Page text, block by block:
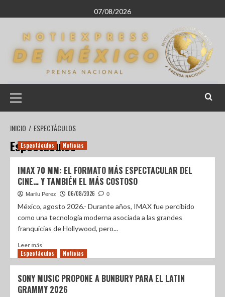
07/08/2026
INICIO ESPECTÁCULOS
Espectáculos
Espectáculos Noticias
IMAX 70 MM: EL FORMATO MÁS ESPECTACULAR DEL
CINE… Y TAMBIÉN EL MÁS COSTOSO
Marilu Perez 06/08/2026 0
México, agosto 2026.- Durante años, IMAX fue percibido
como una tecnología moderna asociada a las grandes
franquicias de Hollywood, pero...
Leer más
Espectáculos Noticias
SONY MUSIC PROPONE A BUNBURY PARA EL LATIN
GRAMMY 2026